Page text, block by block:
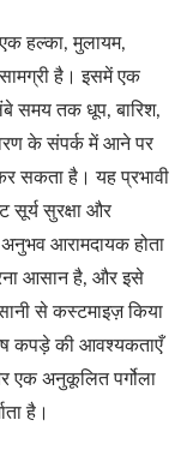
एक हल्का, मुलायम,
है। इसमें एक
समय तक धूप, बारिश,
के संपर्क में आने पर
सकता है। यह प्रभावी
सूर्य सुरक्षा और
आरामदायक होता
आसान है, और इसे
से कस्टमाइज़ किया
कपड़े की आवश्यकताएँ
एक अनुकूलित पर्गोला
है।